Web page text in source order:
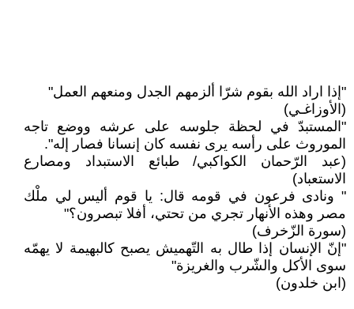
"إذا اراد الله بقوم شرّا ألزمهم الجدل ومنعهم العمل"
(الأوزاغـي)
"المستبدّ في لحظة جلوسه على عرشه ووضع تاجه
الموروث على رأسه يرى نفسه كان إنسانا فصار إله".
(عبد الرّحمان الكواكبي/ طبائع الاستبداد ومصارع
الاستعباد)
" ونادى فرعون في قومه قال: يا قوم أليس لي ملْك
مصر وهذه الأنهار تجري من تحتي، أفلا تبصرون؟"
(سورة الزّخرف)
"إنّ الإنسان إذا طال به التّهميش يصبح كالبهيمة لا يهمّه
سوى الأكل والشّرب والغريزة"
(ابن خلدون)